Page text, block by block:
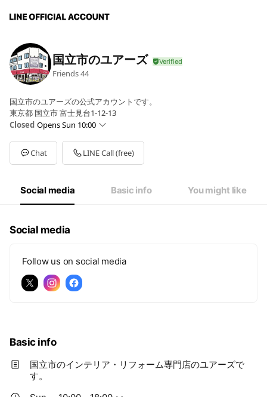
国立市のユアーズ
Friends44
国立市のユアーズの公式アカウントです。
東京都 国立市 富士見台1-12-13
Closed Opens Sun 10:00
Sun10:00 - 18:00
Mon10:00 - 18:00
Tue
10:00 - 18:00
10:00 - 18:00
10:00 - 18:00
Sat10:00 - 18:00
Chat LINE Call (free)
Social media Basic info You might like
Social media
Follow us on social media
Basic info
国立市のインテリア・リフォーム専門店のユアーズで
す。